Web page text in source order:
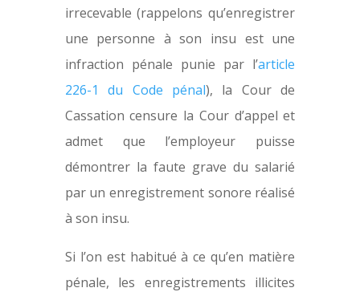
irrecevable (rappelons qu’enregistrer
une personne à son insu est une
infraction pénale punie par l’article
226-1 du Code pénal), la Cour de
Cassation censure la Cour d’appel et
admet que l’employeur puisse
démontrer la faute grave du salarié
par un enregistrement sonore réalisé
à son insu.
Si l’on est habitué à ce qu’en matière
pénale, les enregistrements illicites